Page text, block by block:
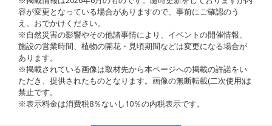
容が変更となっている場合がありますので、事前にご確認のう
え、おでかけください。
※自然災害の影響やその他諸事情により、イベントの開催情報、
施設の営業時間、植物の開花・見頃期間などは変更になる場合が
あります。
※掲載されている画像は取材先から本ページへの掲載の許諾をい
ただき、提供されたものとなります。画像の無断転載(二次使用)は
禁止です。
※表示料金は消費税8％ないし10％の内税表示です。